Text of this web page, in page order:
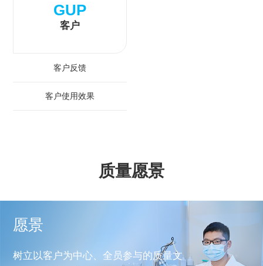
GUP
客户
客户反馈
客户使用效果
质量愿景
愿景
树立以客户为中心、全员参与的质量文